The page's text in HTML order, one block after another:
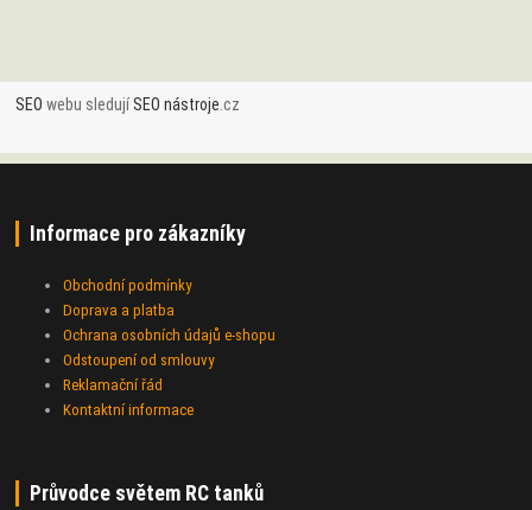
SEO webu sledujíSEO nástroje .cz
Informace pro zákazníky
Obchodní podmínky
Doprava a platba
Ochrana osobních údajů e-shopu
Odstoupení od smlouvy
Reklamační řád
Kontaktní informace
Průvodce světem RC tanků